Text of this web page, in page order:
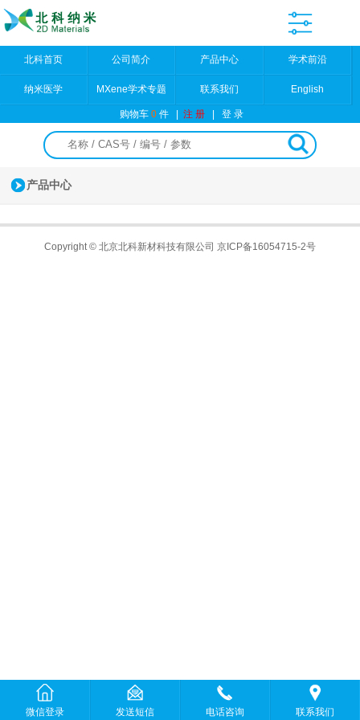
北科首页 公司简介 产品中心 学术前沿
纳米医学 MXene学术专题 联系我们 English
购物车0件 |注 册 |登 录
产品中心
Copyright © 北京北科新材科技有限公司 京ICP备16054715-2号
微信登录 发送短信 电话咨询 联系我们